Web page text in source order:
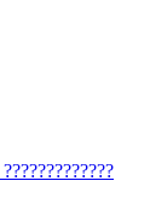
?????????????